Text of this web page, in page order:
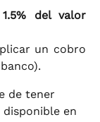
1.5% del valor
un cobro
de tener
en